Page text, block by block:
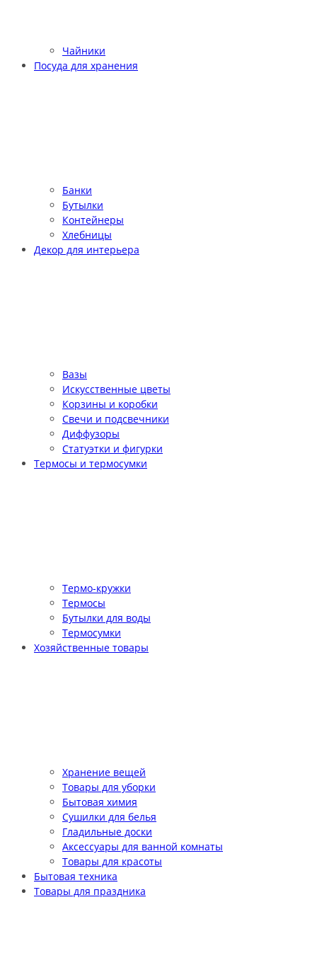
Чайники
Посуда для хранения
Банки
Бутылки
Контейнеры
Хлебницы
Декор для интерьера
Вазы
Искусственные цветы
Корзины и коробки
Свечи и подсвечники
Диффузоры
Статуэтки и фигурки
Термосы и термосумки
Термо-кружки
Термосы
Бутылки для воды
Термосумки
Хозяйственные товары
Хранение вещей
Товары для уборки
Бытовая химия
Сушилки для белья
Гладильные доски
Аксессуары для ванной комнаты
Товары для красоты
Бытовая техника
Товары для праздника